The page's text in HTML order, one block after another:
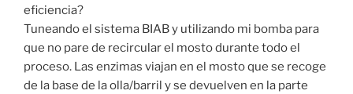
eficiencia?
Tuneando el sistema BIAB y utilizando mi bomba para
que no pare de recircular el mosto durante todo el
proceso. Las enzimas viajan en el mosto que se recoge
de la base de la olla/barril y se devuelven en la parte